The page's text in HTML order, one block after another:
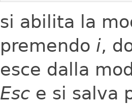
si abilita la
premendo i,
esce dalla
Esce si salva